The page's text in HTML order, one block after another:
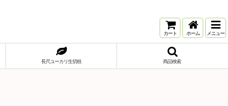
カート ホーム メニュー
長尺ユーカリ生切枝 商品検索